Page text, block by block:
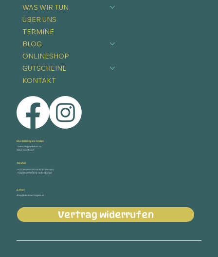
WAS WIR TUN
ÜBER UNS
TERMINE
BLOG
ONLINESHOP
GUTSCHEINE
KONTAKT
Die Stöttingers GmbH
Obere Pappelleiten 14
4655 Vorchdorf
Telefon
+43 (0) 699 14 05 54 51 (Christoph)
+43 (0) 699 18 10 13 18 (Stefanie)
E-Mail
shop@diestoettingers.at
Vertrag widerrufen